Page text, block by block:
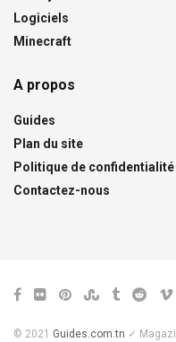
Logiciels
Minecraft
A propos
Guides
Plan du site
Politique de confidentialité
Contactez-nous
© 2021 Guides.com.tn ✓